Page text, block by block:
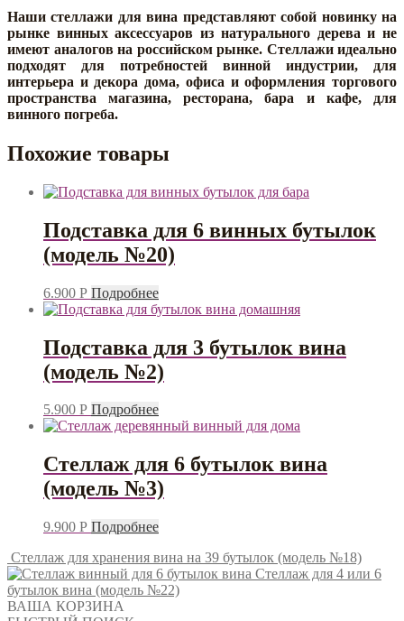
Наши стеллажи для вина представляют собой новинку на
рынке винных аксессуаров из натурального дерева и не
имеют аналогов на российском рынке. Стеллажи идеально
подходят для потребностей винной индустрии, для
интерьера и декора дома, офиса и оформления торгового
пространства магазина, ресторана, бара и кафе, для
винного погреба.
Похожие товары
Подставка для 6 винных бутылок
(модель №20)
6.900 Р Подробнее
Подставка для 3 бутылок вина
(модель №2)
5.900 Р Подробнее
Стеллаж для 6 бутылок вина
(модель №3)
9.900 Р Подробнее
Стеллаж для хранения вина на 39 бутылок (модель №18)
Стеллаж для 4 или 6
бутылок вина (модель №22)
ВАША КОРЗИНА